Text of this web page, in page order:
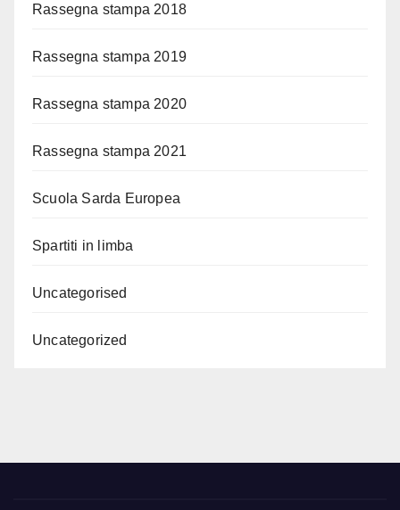
Rassegna stampa 2018
Rassegna stampa 2019
Rassegna stampa 2020
Rassegna stampa 2021
Scuola Sarda Europea
Spartiti in limba
Uncategorised
Uncategorized